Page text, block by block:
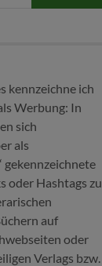
kennzeichne ich
Werbung: In
sich
als
gekennzeichnete
oder Hashtags zu
auf
oder
Verlags bzw.